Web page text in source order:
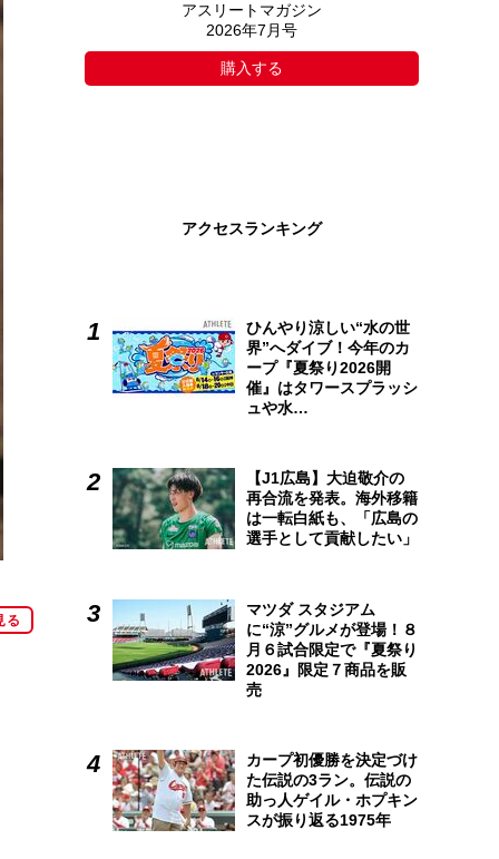
る
アスリートマガジン
2026年7月号
購入する
アクセスランキング
ひんやり涼しい“水の世
界”へダイブ！今年のカ
ープ『夏祭り2026開
催』はタワースプラッシ
ュや水…
【J1広島】大迫敬介の
再合流を発表。海外移籍
は一転白紙も、「広島の
選手として貢献したい」
マツダ スタジアム
に“涼”グルメが登場！８
月６試合限定で『夏祭り
2026』限定７商品を販
売
カープ初優勝を決定づけ
た伝説の3ラン。伝説の
助っ人ゲイル・ホプキン
スが振り返る1975年